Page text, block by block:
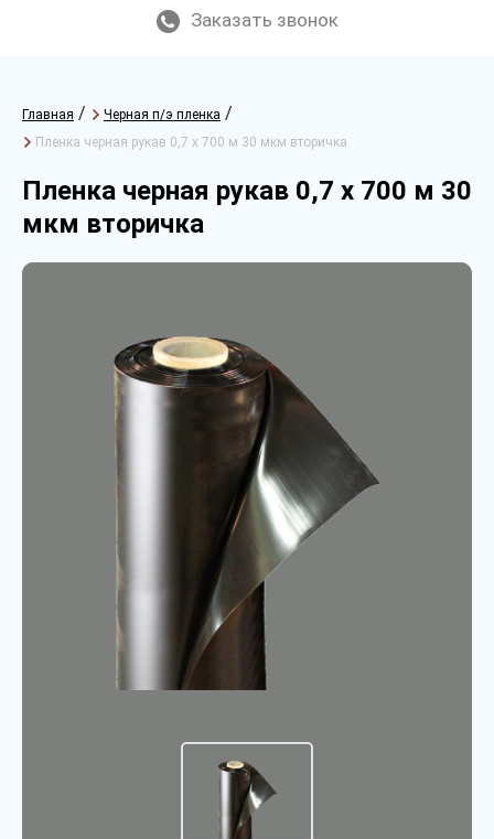
Заказать звонок
Главная / Черная п/э пленка /
Пленка черная рукав 0,7 х 700 м 30 мкм вторичка
Пленка черная рукав 0,7 х 700 м 30
мкм вторичка